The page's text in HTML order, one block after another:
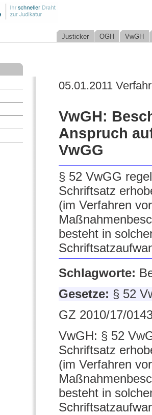
Justicker OGH VwGH
05.01.2011
VwGH:
Anspruch
VwGG
§ 52 VwGG
Schriftsatz
(im Verfahren
besteht in
Schlagworte:
Gesetze: § 52
GZ 2010/17/
VwGH: § 52
Schriftsatz
(im Verfahren
besteht in